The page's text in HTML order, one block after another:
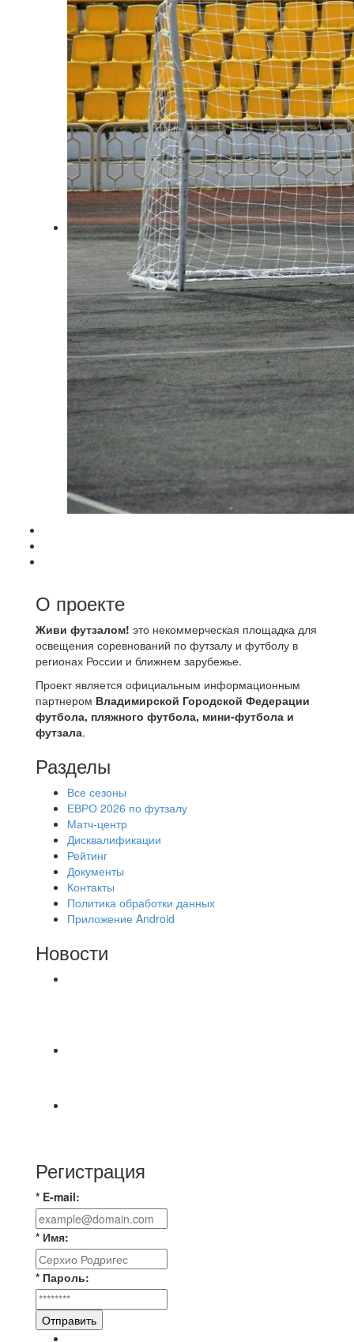
О проекте
Живи футзалом! это некоммерческая площадка для
освещения соревнований по футзалу и футболу в
регионах России и ближнем зарубежье.
Проект является официальным информационным
партнером Владимирской Городской Федерации
футбола, пляжного футбола, мини-футбола и
футзала.
Разделы
Все сезоны
ЕВРО 2026 по футзалу
Матч-центр
Дисквалификации
Рейтинг
Документы
Контакты
Политика обработки данных
Приложение Android
Новости
Регистрация
* E-mail:
* Имя:
* Пароль:
Отправить